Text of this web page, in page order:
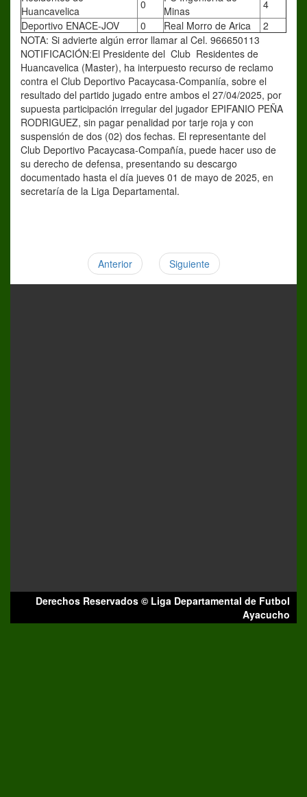
Huancavelica
0
Minas
4
Deportivo ENACE-JOV
0 Real Morro de Arica
2
NOTA: Si advierte algún error llamar al Cel. 966650113
NOTIFICACIÓN:El Presidente del Club Residentes de
Huancavelica (Master), ha interpuesto recurso de reclamo
contra el Club Deportivo Pacaycasa-Companiía, sobre el
resultado del partido jugado entre ambos el 27/04/2025, por
supuesta participación irregular del jugador EPIFANIO PEÑA
RODRIGUEZ, sin pagar penalidad por tarje roja y con
suspensión de dos (02) dos fechas. El representante del
Club Deportivo Pacaycasa-Compañía, puede hacer uso de
su derecho de defensa, presentando su descargo
documentado hasta el día jueves 01 de mayo de 2025, en
secretaría de la Liga Departamental.
Anterior Siguiente
Derechos Reservados © Liga Departamental de Futbol
Ayacucho